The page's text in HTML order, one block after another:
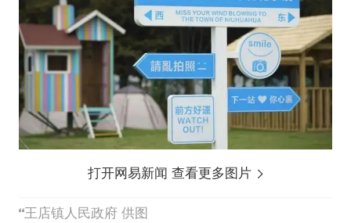
打开网易新闻 查看更多图片
王店镇人民政府 供图